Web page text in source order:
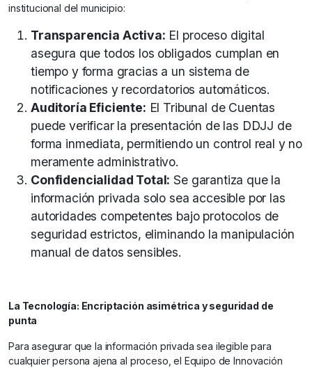
institucional del municipio:
Transparencia Activa: El proceso digital
asegura que todos los obligados cumplan en
tiempo y forma gracias a un sistema de
notificaciones y recordatorios automáticos.
Auditoría Eficiente: El Tribunal de Cuentas
puede verificar la presentación de las DDJJ de
forma inmediata, permitiendo un control real y no
meramente administrativo.
Confidencialidad Total: Se garantiza que la
información privada solo sea accesible por las
autoridades competentes bajo protocolos de
seguridad estrictos, eliminando la manipulación
manual de datos sensibles.
La Tecnología: Encriptación asimétrica y seguridad de
punta
Para asegurar que la información privada sea ilegible para
cualquier persona ajena al proceso, el Equipo de Innovación